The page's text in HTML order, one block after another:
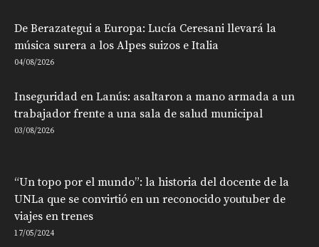
De Berazategui a Europa: Lucía Ceresani llevará la
música surera a los Alpes suizos e Italia
04/08/2026
Inseguridad en Lanús: asaltaron a mano armada a un
trabajador frente a una sala de salud municipal
03/08/2026
“Un topo por el mundo”: la historia del docente de la
UNLa que se convirtió en un reconocido youtuber de
viajes en trenes
17/05/2024